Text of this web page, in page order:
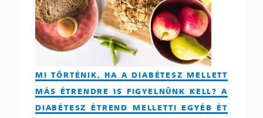
MI TÖRTÉNIK, HA A DIABÉTESZ MELLETT
MÁS ÉTRENDRE IS FIGYELNÜNK KELL? A
DIABÉTESZ ÉTREND MELLETTI EGYÉB ÉT